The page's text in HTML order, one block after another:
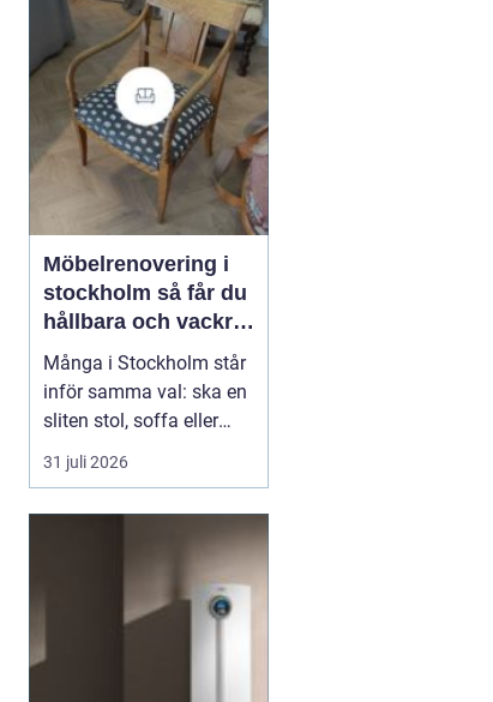
beläggningar gör att
material åldras snabbare
och försämrar
slutresultatet vid
målning eller annan
behandling. Här31 juli
Möbelrenovering i
stockholm så får du
hållbara och vackra
möbler
Många i Stockholm står
inför samma val: ska en
sliten stol, soffa eller
fåtölj slängas, säljas
billigt eller renoveras?
möbelrenovering istället
för nyköp. Resultatet blir
ofta både mer personligt,
31 juli 2026